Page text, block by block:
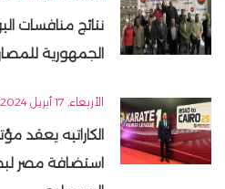
نتائج منافسات
الجمهورية للمصارعة
الأربعاء, 17 أبريل 2024 - 08:19 م
الكاراتيه يعقد
استضافة مصر